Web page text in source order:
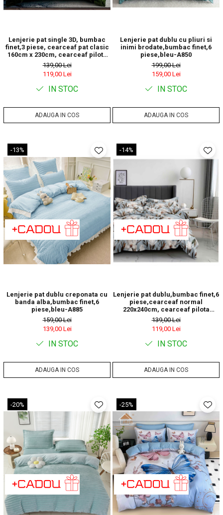
Lenjerie pat single 3D, bumbac
finet,3 piese, cearceaf pat clasic
160cm x 230cm, cearceaf pilota
150cm x 220cm, 1 fata perna 50 x
70-F1P58
139,00 Lei
119,00 Lei
IN STOC
ADAUGA IN COS
Lenjerie pat dublu cu pliuri si
inimi brodate,bumbac finet,6
piese,bleu-A850
199,00 Lei
159,00 Lei
IN STOC
ADAUGA IN COS
-13%
Lenjerie pat dublu creponata cu
banda alba,bumbac finet,6
piese,bleu-A885
159,00 Lei
139,00 Lei
IN STOC
ADAUGA IN COS
-14%
Lenjerie pat dublu,bumbac finet,6
piese,cearceaf normal
220x240cm, cearceaf pilota
200x220cm, 2 fete de perna 50x70,
2 fete de perna 70x70-A1062
139,00 Lei
119,00 Lei
IN STOC
ADAUGA IN COS
-20% -25%